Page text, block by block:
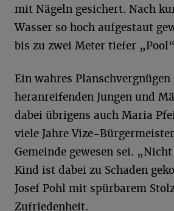
mit Nägeln gesichert. Nach
Wasser so hoch aufgestaut
bis zu zwei Meter tiefer
Ein wahres
heranreifenden Jungen und
dabei übrigens auch Maria
viele Jahre Vize-
Gemeinde gewesen sei.
Kind ist dabei zu Schaden
Josef Pohl mit spürbarem
Zufriedenheit.